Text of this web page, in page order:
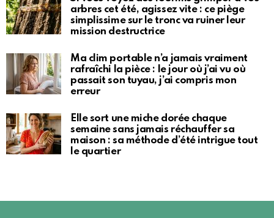
arbres cet été, agissez vite : ce piège
simplissime sur le tronc va ruiner leur
mission destructrice
Ma clim portable n’a jamais vraiment
rafraîchi la pièce : le jour où j’ai vu où
passait son tuyau, j’ai compris mon
erreur
Elle sort une miche dorée chaque
semaine sans jamais réchauffer sa
maison : sa méthode d’été intrigue tout
le quartier